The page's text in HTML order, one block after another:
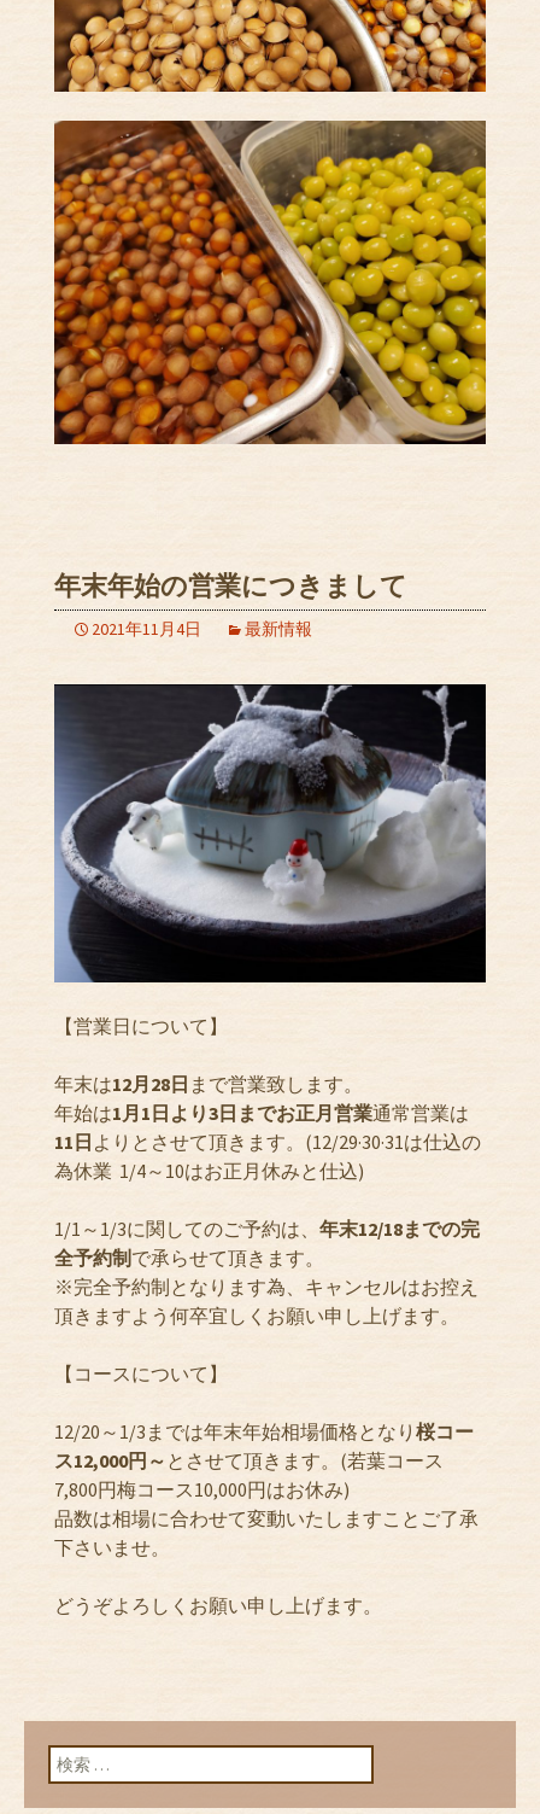
年末年始の営業につきまして
2021年11月4日 最新情報
【営業日について】
年末は12月28日 まで営業致します。
年始は1月1日より3日までお正月営業通常営業は
11日 よりとさせて頂きます。(12/29·30·31は仕込の
為休業 1/4～10はお正月休みと仕込)
1/1～1/3に関してのご予約は、 年末12/18までの完
全予約制 で承らせて頂きます。
※完全予約制となります為、キャンセルはお控え
頂きますよう何卒宜しくお願い申し上げます。
【コースについて】
12/20～1/3までは年末年始相場価格となり 桜コー
ス12,000円～ とさせて頂きます。(若葉コース
7,800円梅コース10,000円はお休み)
品数は相場に合わせて変動いたしますことご了承
下さいませ。
どうぞよろしくお願い申し上げます。
検索: